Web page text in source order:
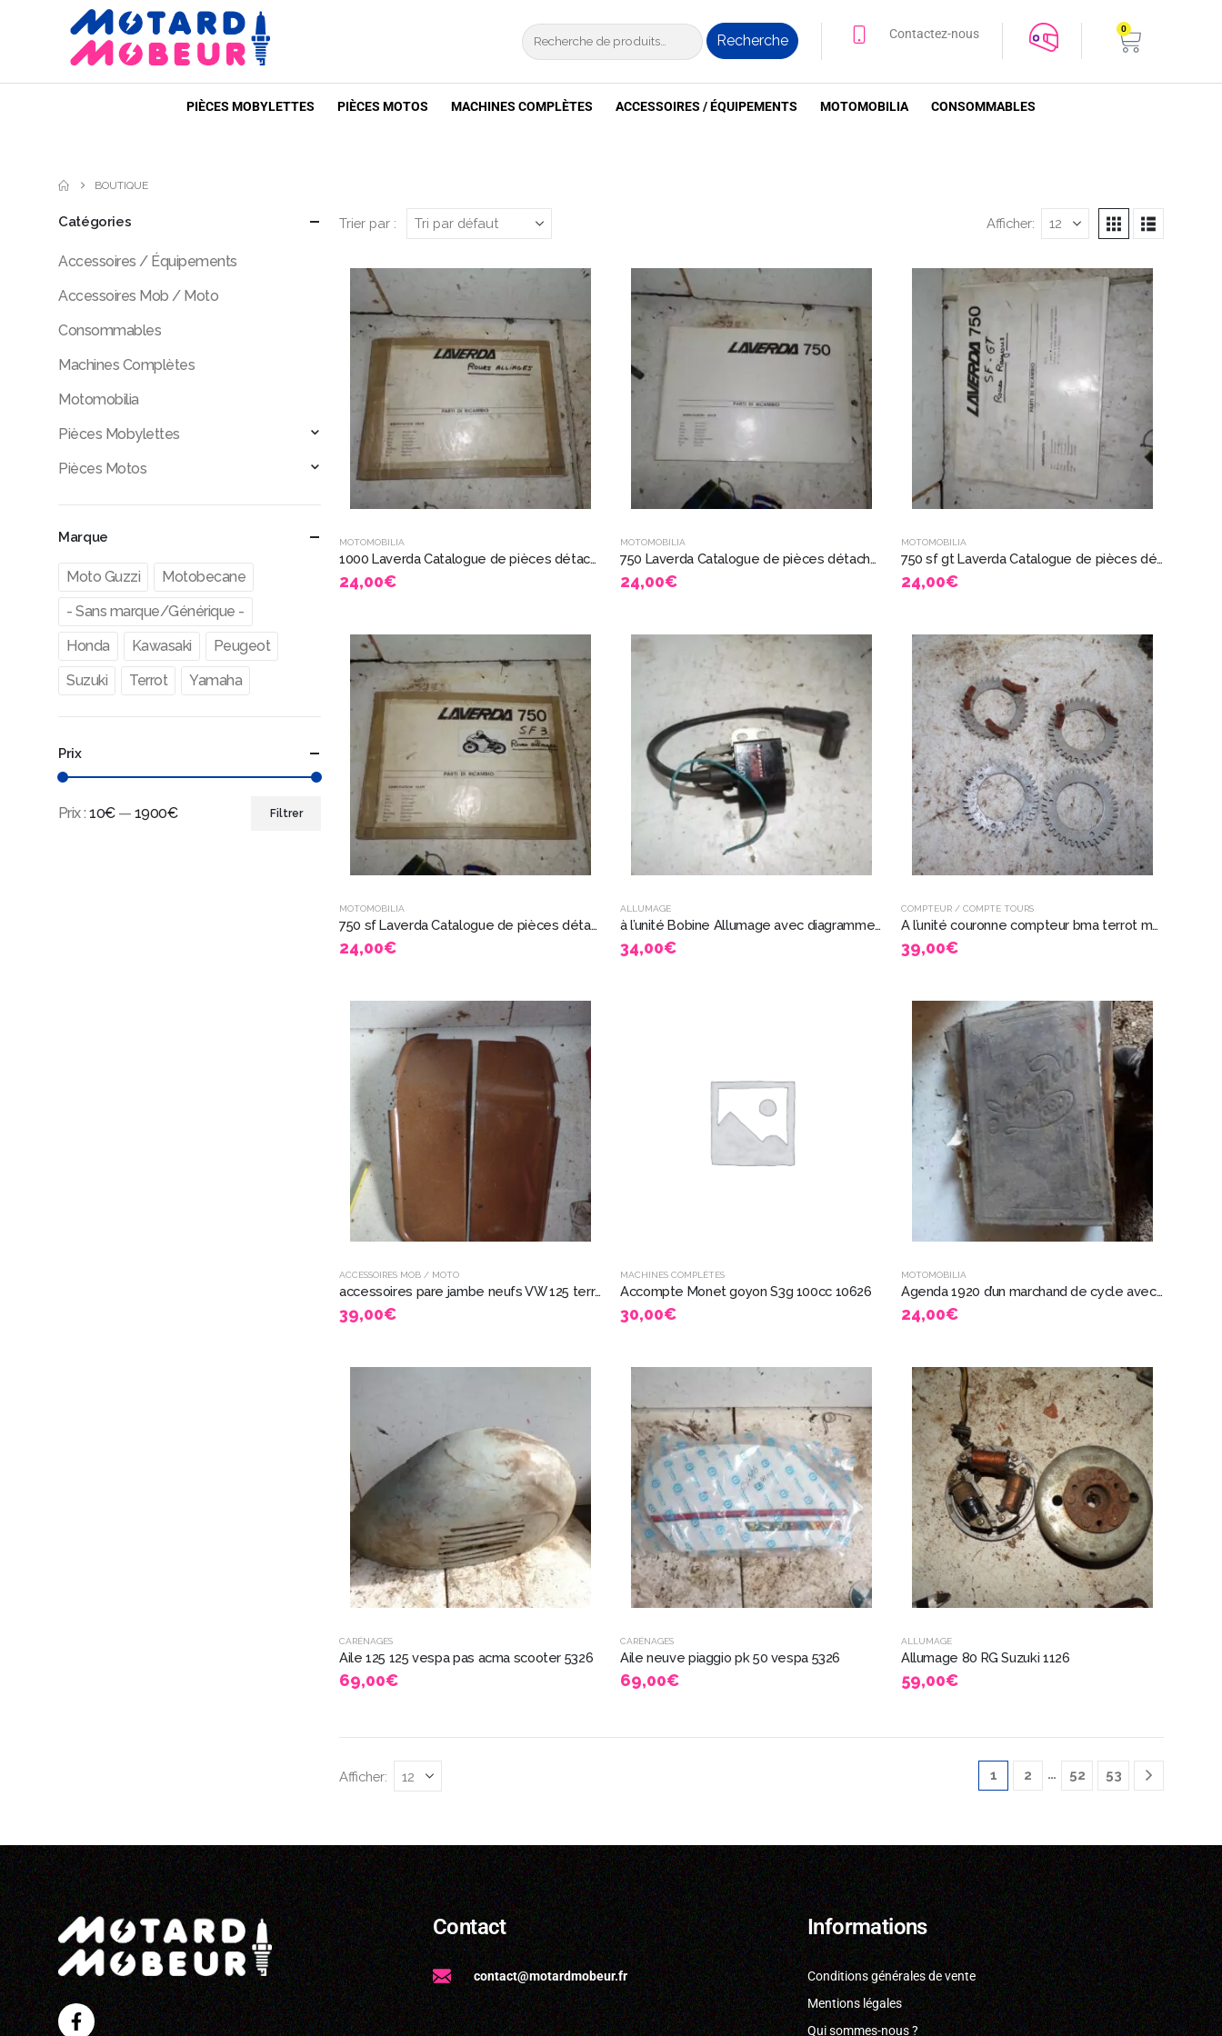
Recherche Contactez-nous 0
PIÈCES MOBYLETTES PIÈCES MOTOS MACHINES COMPLÈTES ACCESSOIRES / ÉQUIPEMENTS MOTOMOBILIA CONSOMMABLES
BOUTIQUE
Trier par : Afficher:
MOTOMOBILIA
1000 Laverda Catalogue de pièces détachées 8825
24,00€
MOTOMOBILIA
750 Laverda Catalogue de pièces détachées 8825
24,00€
MOTOMOBILIA
750 sf gt Laverda Catalogue de pièces détachées 8825
24,00€
MOTOMOBILIA
750 sf Laverda Catalogue de pièces détachées 8825
24,00€
ALLUMAGE
à l’unité Bobine Allumage avec diagramme intégré – MVT Z097 mobylette 7825
34,00€
COMPTEUR / COMPTE TOURS
A l’unité couronne compteur bma terrot motobecane alcyon monet goyon 11025
39,00€
ACCESSOIRES MOB / MOTO
accessoires pare jambe neufs VW 125 terrot motobecane motosacoche etc 2125
39,00€
MACHINES COMPLÈTES
Accompte Monet goyon S3g 100cc 10626
30,00€
MOTOMOBILIA
Agenda 1920 d’un marchand de cycle avec détail réparation prix facture 8526
24,00€
CARÉNAGES
Aile 125 125 vespa pas acma scooter 5326
69,00€
CARÉNAGES
Aile neuve piaggio pk 50 vespa 5326
69,00€
ALLUMAGE
Allumage 80 RG Suzuki 1126
59,00€
Afficher: 1 2 … 52 53
Catégories
Accessoires / Équipements
Accessoires Mob / Moto
Consommables
Machines Complètes
Motomobilia
Pièces Mobylettes
Pièces Motos
Marque
Moto Guzzi
Motobecane
- Sans marque/Générique -
Honda
Kawasaki
Peugeot
Suzuki
Terrot Yamaha
Prix
Filtrer
Prix :10€— 1900€
Contact
contact@motardmobeur.fr
Informations
Conditions générales de vente
Mentions légales
Qui sommes-nous ?